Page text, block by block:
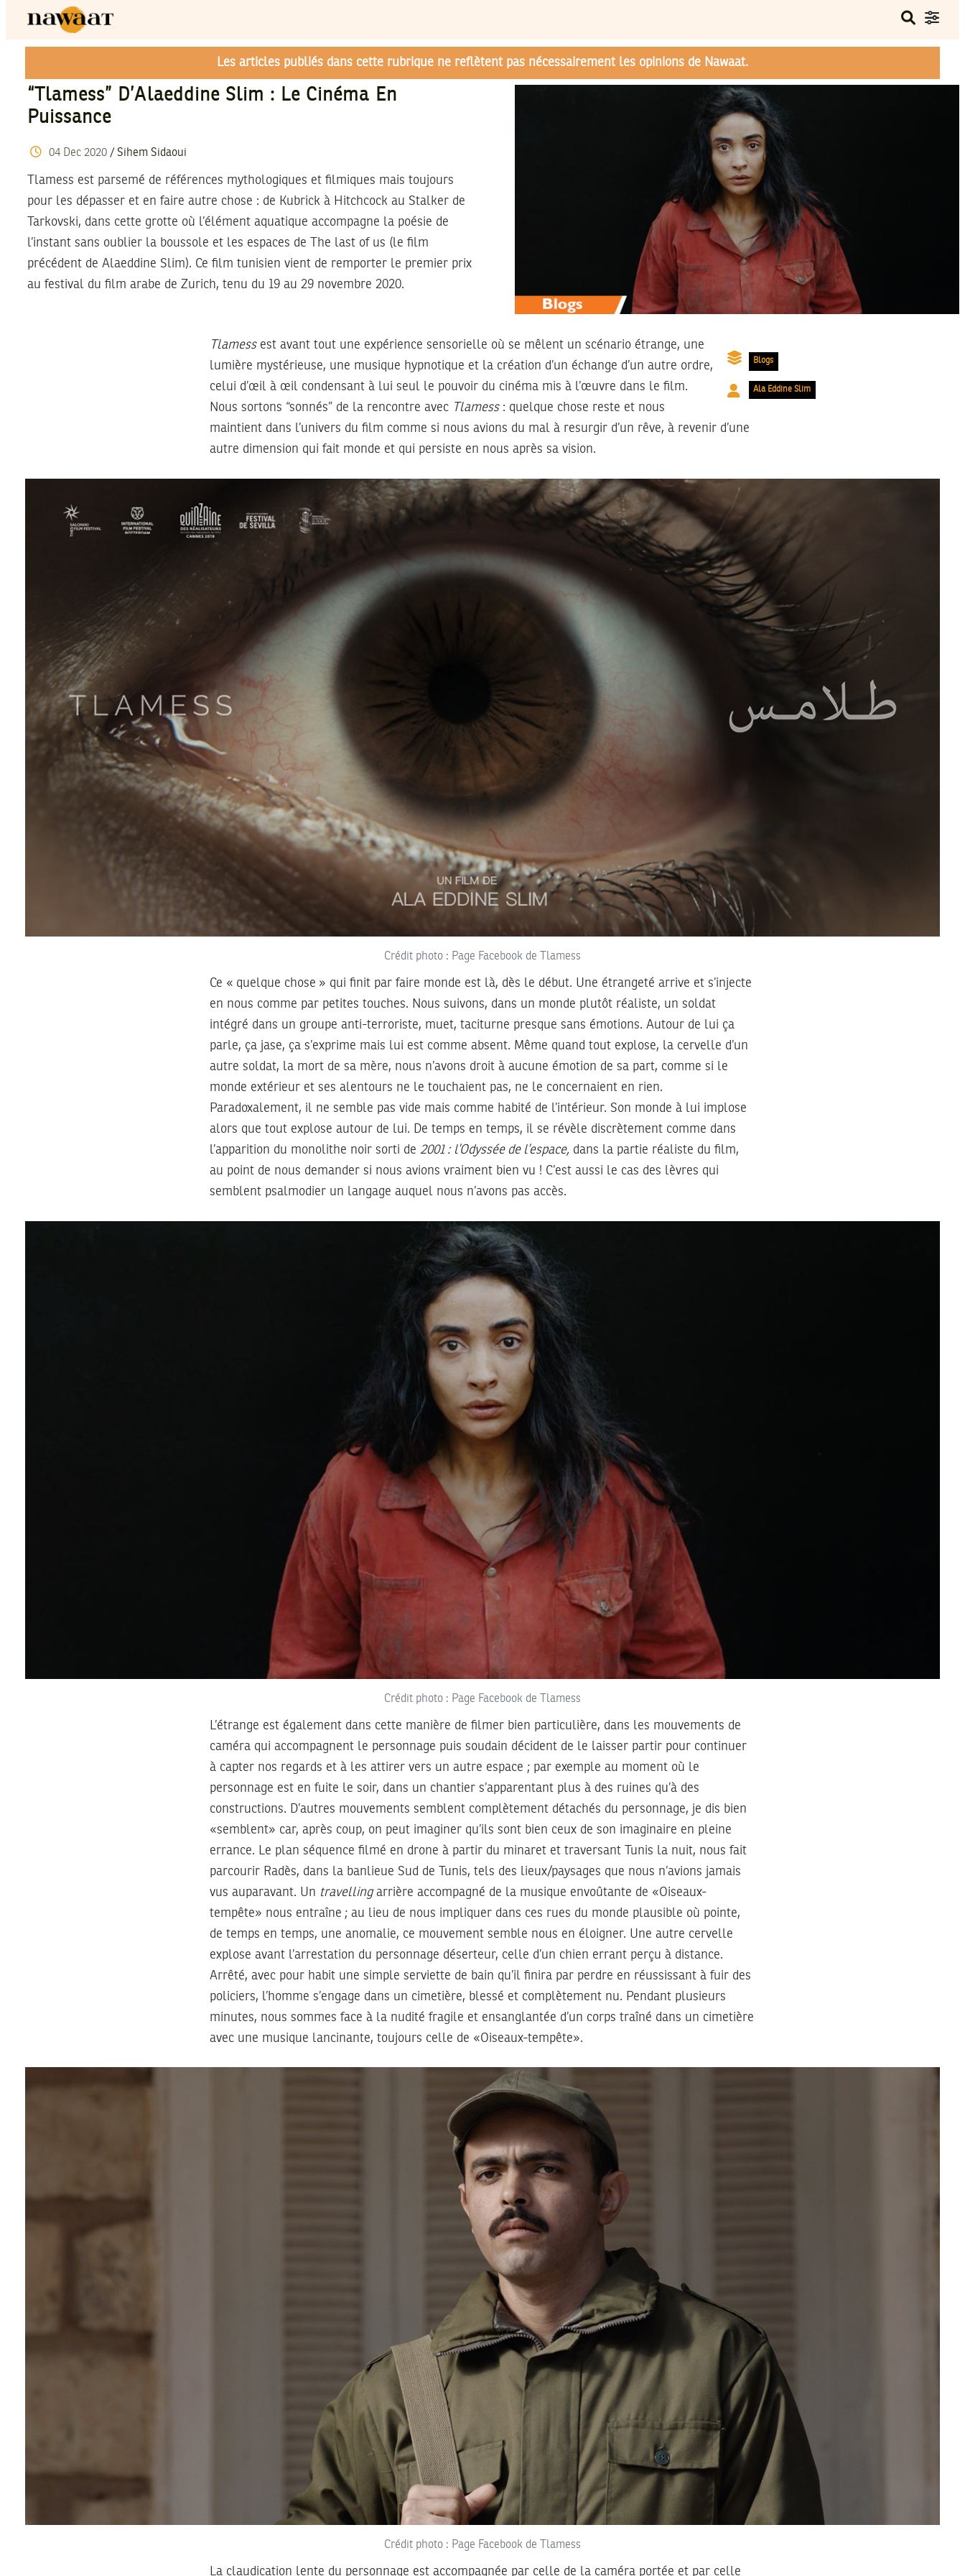
Les articles publiés dans cette rubrique ne reflètent pas nécessairement les opinions de Nawaat.
“Tlamess” D’Alaeddine Slim : Le Cinéma En
Puissance
04 Dec 2020/ Sihem Sidaoui
Tlamess est parsemé de références mythologiques et filmiques mais toujours
pour les dépasser et en faire autre chose : de Kubrick à Hitchcock au Stalker de
Tarkovski, dans cette grotte où l’élément aquatique accompagne la poésie de
l’instant sans oublier la boussole et les espaces de The last of us (le film
précédent de Alaeddine Slim). Ce film tunisien vient de remporter le premier prix
au festival du film arabe de Zurich, tenu du 19 au 29 novembre 2020.
Blogs
Ala Eddine Slim
Tlamessest avant tout une expérience sensorielle où se mêlent un scénario étrange, une
lumière mystérieuse, une musique hypnotique et la création d’un échange d’un autre ordre,
celui d’œil à œil condensant à lui seul le pouvoir du cinéma mis à l’œuvre dans le film.
Nous sortons “sonnés” de la rencontre avec Tlamess: quelque chose reste et nous
maintient dans l’univers du film comme si nous avions du mal à resurgir d’un rêve, à revenir d’une
autre dimension qui fait monde et qui persiste en nous après sa vision.
Crédit photo : Page Facebook de Tlamess
Ce « quelque chose » qui finit par faire monde est là, dès le début. Une étrangeté arrive et s’injecte
en nous comme par petites touches. Nous suivons, dans un monde plutôt réaliste, un soldat
intégré dans un groupe anti-terroriste, muet, taciturne presque sans émotions. Autour de lui ça
parle, ça jase, ça s’exprime mais lui est comme absent. Même quand tout explose, la cervelle d’un
autre soldat, la mort de sa mère, nous n’avons droit à aucune émotion de sa part, comme si le
monde extérieur et ses alentours ne le touchaient pas, ne le concernaient en rien.
Paradoxalement, il ne semble pas vide mais comme habité de l’intérieur. Son monde à lui implose
alors que tout explose autour de lui. De temps en temps, il se révèle discrètement comme dans
l’apparition du monolithe noir sorti de 2001 : l’Odyssée de l’espace, dans la partie réaliste du film,
au point de nous demander si nous avions vraiment bien vu ! C’est aussi le cas des lèvres qui
semblent psalmodier un langage auquel nous n’avons pas accès.
Crédit photo : Page Facebook de Tlamess
L’étrange est également dans cette manière de filmer bien particulière, dans les mouvements de
caméra qui accompagnent le personnage puis soudain décident de le laisser partir pour continuer
à capter nos regards et à les attirer vers un autre espace ; par exemple au moment où le
personnage est en fuite le soir, dans un chantier s’apparentant plus à des ruines qu’à des
constructions. D’autres mouvements semblent complètement détachés du personnage, je dis bien
«semblent» car, après coup, on peut imaginer qu’ils sont bien ceux de son imaginaire en pleine
errance. Le plan séquence filmé en drone à partir du minaret et traversant Tunis la nuit, nous fait
parcourir Radès, dans la banlieue Sud de Tunis, tels des lieux/paysages que nous n’avions jamais
vus auparavant. Un travellingarrière accompagné de la musique envoûtante de «Oiseaux-
tempête» nous entraîne ; au lieu de nous impliquer dans ces rues du monde plausible où pointe,
de temps en temps, une anomalie, ce mouvement semble nous en éloigner. Une autre cervelle
explose avant l’arrestation du personnage déserteur, celle d’un chien errant perçu à distance.
Arrêté, avec pour habit une simple serviette de bain qu’il finira par perdre en réussissant à fuir des
policiers, l’homme s’engage dans un cimetière, blessé et complètement nu. Pendant plusieurs
minutes, nous sommes face à la nudité fragile et ensanglantée d’un corps traîné dans un cimetière
avec une musique lancinante, toujours celle de «Oiseaux-tempête».
Crédit photo : Page Facebook de Tlamess
La claudication lente du personnage est accompagnée par celle de la caméra portée et par celle